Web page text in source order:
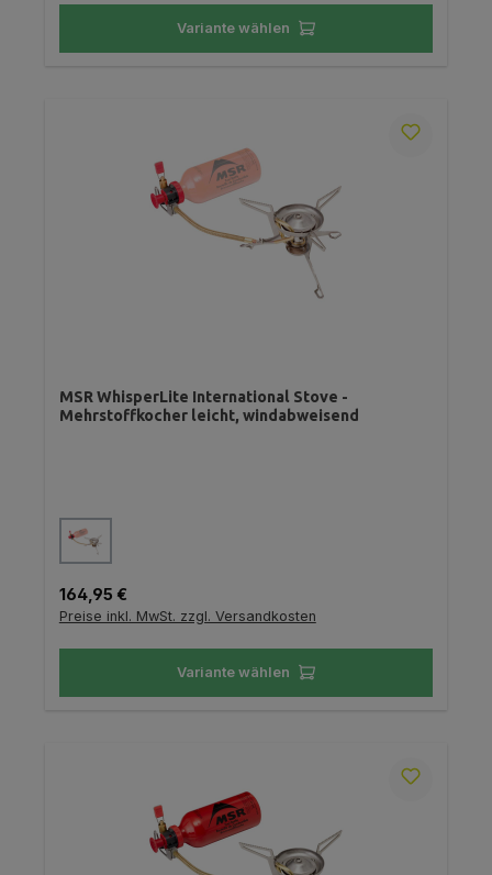
Variante wählen
MSR WhisperLite International Stove -
Mehrstoffkocher leicht, windabweisend
Farbe
Regulärer Preis:
164,95 €
Preise inkl. MwSt. zzgl. Versandkosten
Variante wählen